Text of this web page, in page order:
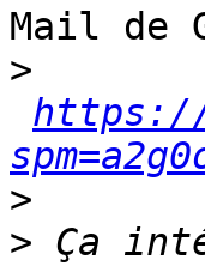
Mail de
>
https://
>
> Ça